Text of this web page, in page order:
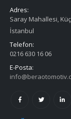
Adres:
Saray Mahallesi,
İstanbul
Telefon:
0216 630 16 06
E-Posta: